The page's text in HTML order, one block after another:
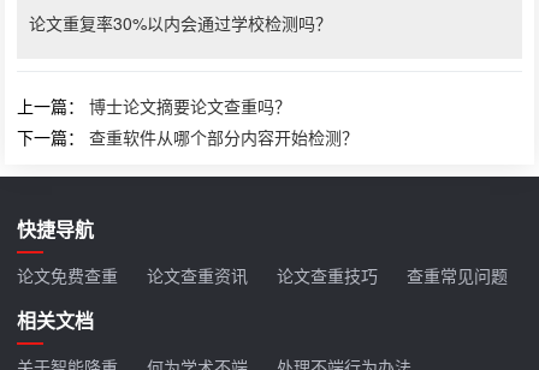
论文重复率30%以内会通过学校检测吗？
上一篇：博士论文摘要论文查重吗？
下一篇：查重软件从哪个部分内容开始检测？
快捷导航
论文免费查重 论文查重资讯 论文查重技巧 查重常见问题
相关文档